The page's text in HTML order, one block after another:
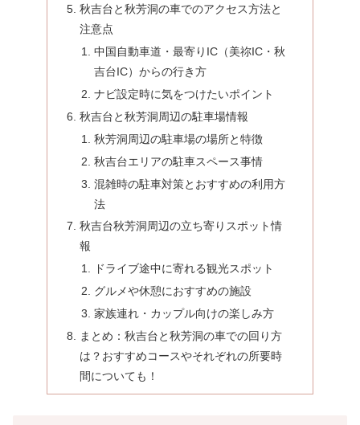
秋吉台と秋芳洞の車でのアクセス方法と
注意点
中国自動車道・最寄りIC（美祢IC・秋
吉台IC）からの行き方
ナビ設定時に気をつけたいポイント
秋吉台と秋芳洞周辺の駐車場情報
秋芳洞周辺の駐車場の場所と特徴
秋吉台エリアの駐車スペース事情
混雑時の駐車対策とおすすめの利用方
法
秋吉台秋芳洞周辺の立ち寄りスポット情
報
ドライブ途中に寄れる観光スポット
グルメや休憩におすすめの施設
家族連れ・カップル向けの楽しみ方
まとめ：秋吉台と秋芳洞の車での回り方
は？おすすめコースやそれぞれの所要時
間についても！